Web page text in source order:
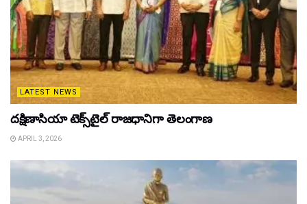
LATEST NEWS
దక్షిణాసియా టెక్స్‌టైల్ రాజధానిగా తెలంగాణ
APRIL 3, 2026